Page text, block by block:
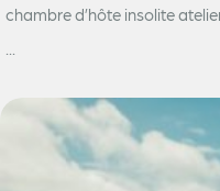
chambre d’hôte insolite
...